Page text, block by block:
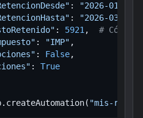
: "2026-01-01"
: "2026-03-31"
: 5921 , # Código
: "IMP" ,
: False,
: True
"mis-